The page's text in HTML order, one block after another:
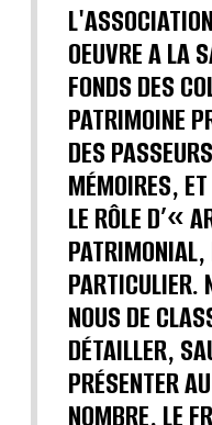
OEUVRE A LA
FONDS DES
PATRIMOINE
DES
MÉMOIRES,
LE RÔLE D’«
PARTICULIER.
NOUS DE
DÉTAILLER,
PRÉSENTER
NOMBRE, LE